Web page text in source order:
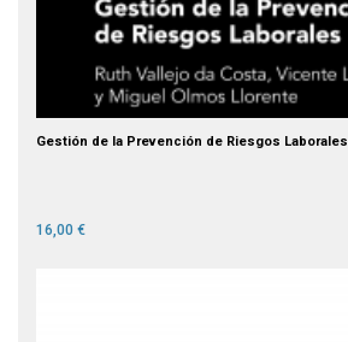
Gestión de la Prevención de Riesgos Laborales
16,00 €